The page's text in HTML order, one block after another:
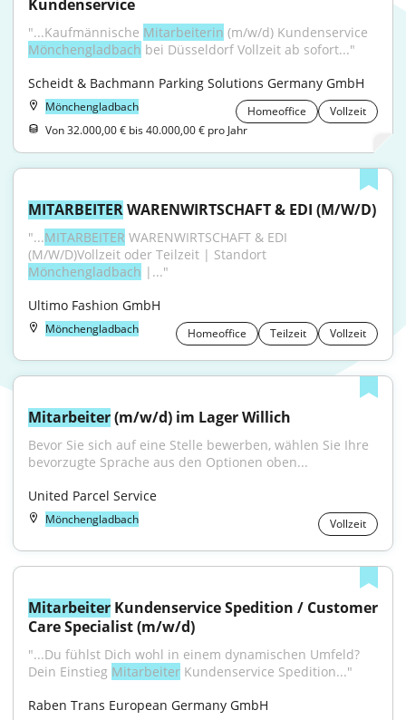
Kundenservice
"...Kaufmännische Mitarbeiterin
Mönchengladbach bei Düsseldorf Vollzeit ab sofort..."
Scheidt & Bachmann Parking Solutions Germany GmbH
Mönchengladbach Homeoffice
Vollzeit
Von 32.000,00 € bis 40.000,00 € pro Jahr
MITARBEITER WARENWIRTSCHAFT & EDI (M/W/D)
"...MITARBEITER WARENWIRTSCHAFT & EDI
Mönchengladbach |..."
Ultimo Fashion GmbH
Mönchengladbach Homeoffice Teilzeit Vollzeit
Mitarbeiter (m/w/d) im Lager Willich
Bevor Sie sich auf eine Stelle bewerben, wählen Sie Ihre
bevorzugte Sprache aus den Optionen oben...
United Parcel Service
Mönchengladbach Vollzeit
Mitarbeiter Kundenservice Spedition / Customer
Care Specialist (m/w/d)
"...Du fühlst Dich wohl in einem dynamischen Umfeld?
Dein Einstieg Mitarbeiter Kundenservice Spedition..."
Raben Trans European Germany GmbH